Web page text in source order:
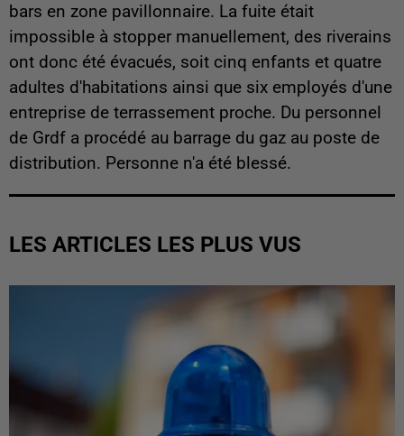
bars en zone pavillonnaire. La fuite était
impossible à stopper manuellement, des riverains
ont donc été évacués, soit cinq enfants et quatre
adultes d'habitations ainsi que six employés d'une
entreprise de terrassement proche. Du personnel
de Grdf a procédé au barrage du gaz au poste de
distribution. Personne n'a été blessé.
LES ARTICLES LES PLUS VUS